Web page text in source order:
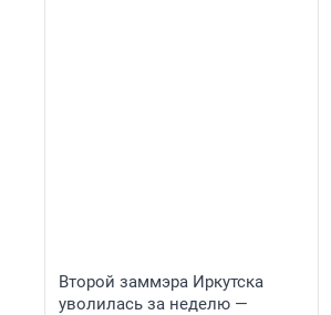
Второй заммэра Иркутска
уволилась за неделю —